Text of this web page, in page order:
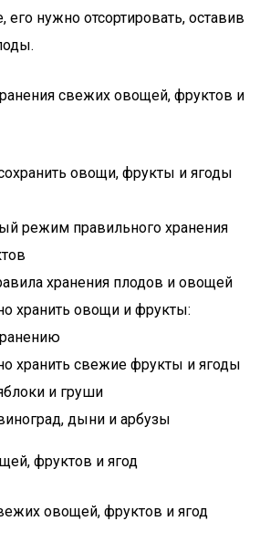
нужно отсортировать, оставив
овощи, фрукты и ягоды
режим правильного хранения
хранения плодов и овощей
хранить овощи и фрукты:
хранить свежие фрукты и ягоды
и груши
дыни и арбузы
фруктов и ягод
овощей, фруктов и ягод